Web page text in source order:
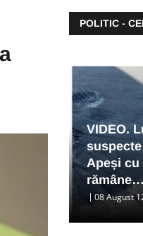
POLITIC -
VIDEO.
Apeși
rămâne…
08 August